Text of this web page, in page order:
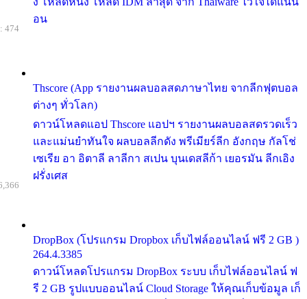
อน
Thscore (App รายงานผลบอลสดภาษาไทย จากลีกฟุตบอล
ต่างๆ ทั่วโลก)
ดาวน์โหลดแอป Thscore แอปฯ รายงานผลบอลสดรวดเร็ว
และแม่นยำทันใจ ผลบอลลีกดัง พรีเมียร์ลีก อังกฤษ กัลโช่
เซเรีย อา อิตาลี ลาลีกา สเปน บุนเดสลีก้า เยอรมัน ลีกเอิง
ฝรั่งเศส
474
DropBox (โปรแกรม Dropbox เก็บไฟล์ออนไลน์ ฟรี 2 GB )
264.4.3385
ดาวน์โหลดโปรแกรม DropBox ระบบ เก็บไฟล์ออนไลน์ ฟ
รี 2 GB รูปแบบออนไลน์ Cloud Storage ให้คุณเก็บข้อมูล เก็